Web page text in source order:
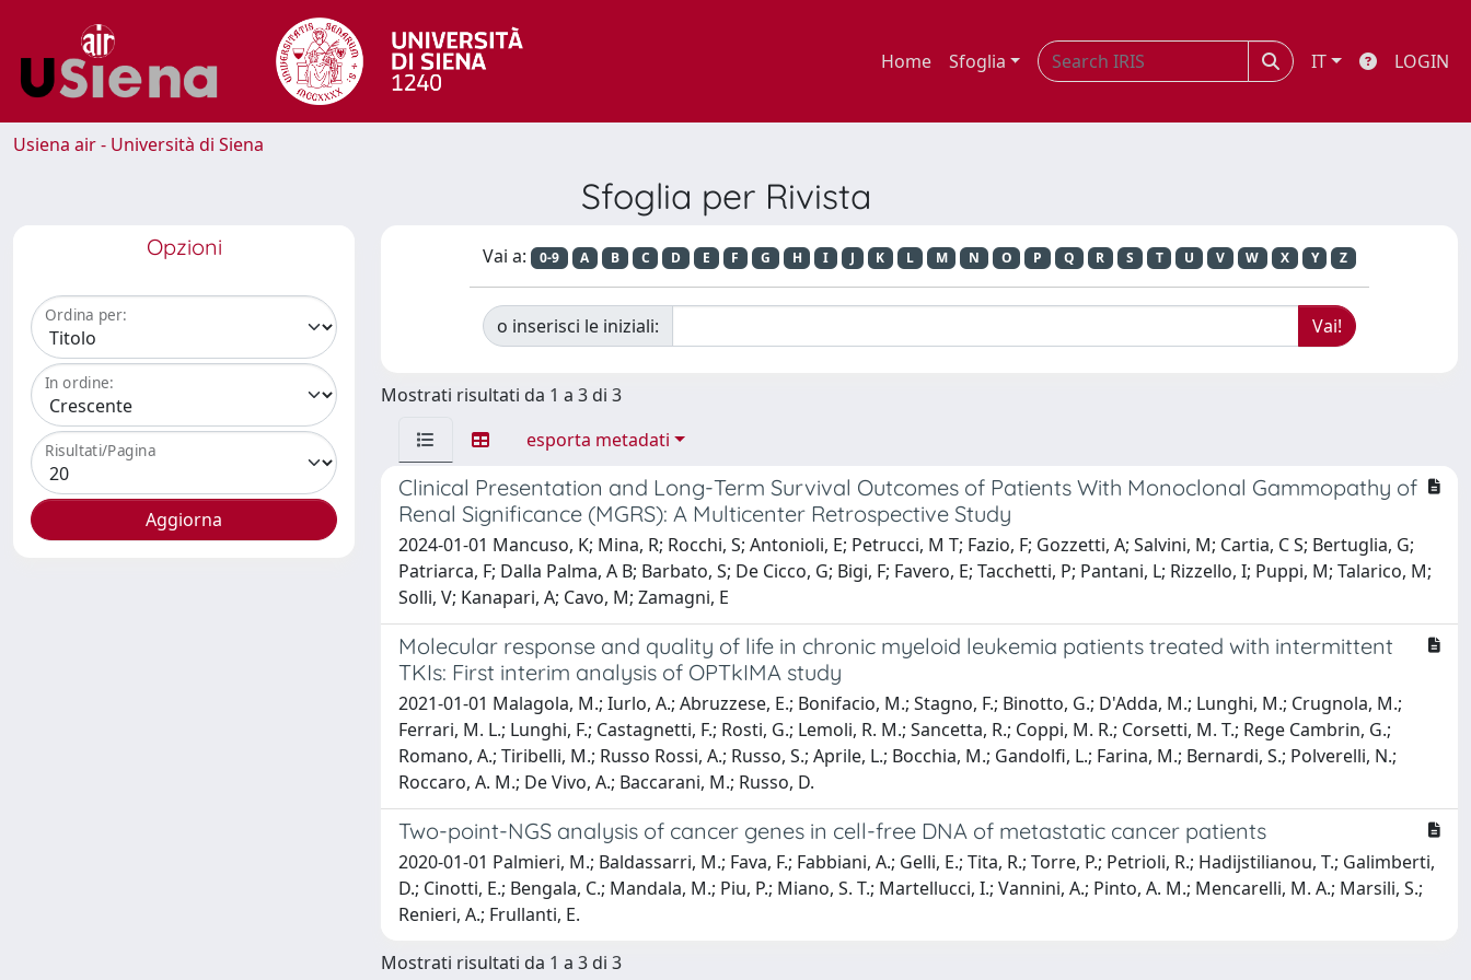
Home Sfoglia IT LOGIN
Usiena air - Università di Siena
Sfoglia per Rivista
Opzioni
Ordina per:
In ordine:
Risultati/Pagina
Vai a: 0-9 A B C D E F G H I J K L M N O P Q R S T U V W X Y Z
o inserisci le iniziali:
Mostrati risultati da 1 a 3 di 3
esporta metadati
Clinical Presentation and Long-Term Survival Outcomes of Patients With Monoclonal Gammopathy of
Renal Significance (MGRS): A Multicenter Retrospective Study
2024-01-01 Mancuso, K; Mina, R; Rocchi, S; Antonioli, E; Petrucci, M T; Fazio, F; Gozzetti, A; Salvini, M; Cartia, C S; Bertuglia, G;
Patriarca, F; Dalla Palma, A B; Barbato, S; De Cicco, G; Bigi, F; Favero, E; Tacchetti, P; Pantani, L; Rizzello, I; Puppi, M; Talarico, M;
Solli, V; Kanapari, A; Cavo, M; Zamagni, E
Molecular response and quality of life in chronic myeloid leukemia patients treated with intermittent
TKIs: First interim analysis of OPTkIMA study
2021-01-01 Malagola, M.; Iurlo, A.; Abruzzese, E.; Bonifacio, M.; Stagno, F.; Binotto, G.; D'Adda, M.; Lunghi, M.; Crugnola, M.;
Ferrari, M. L.; Lunghi, F.; Castagnetti, F.; Rosti, G.; Lemoli, R. M.; Sancetta, R.; Coppi, M. R.; Corsetti, M. T.; Rege Cambrin, G.;
Romano, A.; Tiribelli, M.; Russo Rossi, A.; Russo, S.; Aprile, L.; Bocchia, M.; Gandolfi, L.; Farina, M.; Bernardi, S.; Polverelli, N.;
Roccaro, A. M.; De Vivo, A.; Baccarani, M.; Russo, D.
Two-point-NGS analysis of cancer genes in cell-free DNA of metastatic cancer patients
2020-01-01 Palmieri, M.; Baldassarri, M.; Fava, F.; Fabbiani, A.; Gelli, E.; Tita, R.; Torre, P.; Petrioli, R.; Hadijstilianou, T.; Galimberti,
D.; Cinotti, E.; Bengala, C.; Mandala, M.; Piu, P.; Miano, S. T.; Martellucci, I.; Vannini, A.; Pinto, A. M.; Mencarelli, M. A.; Marsili, S.;
Renieri, A.; Frullanti, E.
Mostrati risultati da 1 a 3 di 3